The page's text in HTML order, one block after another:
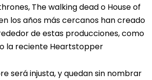
The walking dead o House of
los años más cercanos han creado
de estas producciones, como
la reciente Heartstopper
será injusta, y quedan sin nombrar